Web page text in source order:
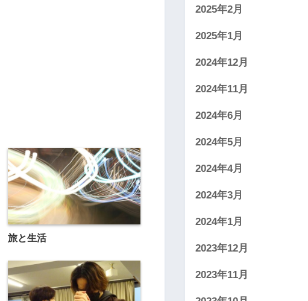
旅と生活
2025年2月
2025年1月
2024年12月
2024年11月
2024年6月
2024年5月
2024年4月
2024年3月
2024年1月
2023年12月
2023年11月